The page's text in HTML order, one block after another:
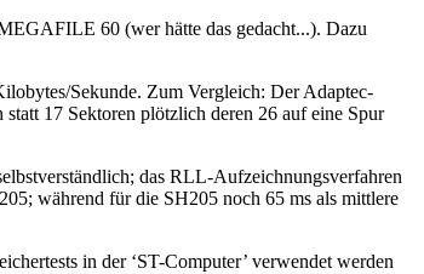
60 (wer hätte das gedacht...). Dazu
Sekunde. Zum Vergleich: Der Adaptec-
17 Sektoren plötzlich deren 26 auf eine Spur
das RLL-Aufzeichnungsverfahren
während für die SH205 noch 65 ms als mittlere
in der ‘ST-Computer’ verwendet werden